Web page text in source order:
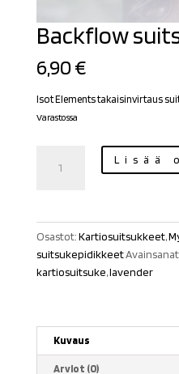
Backflow
6,90€
Isot Elements takaisinvirtaus
Varastossa
suitsuke
Lisää
Osastot:Kartiosuitsukkeet,
suitsukepidikkeet
kartiosuitsuke,lavender
Kuvaus
Arviot (0)